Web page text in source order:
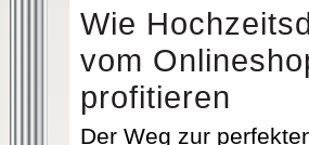
Wie
vom
profitieren
Der Weg zur